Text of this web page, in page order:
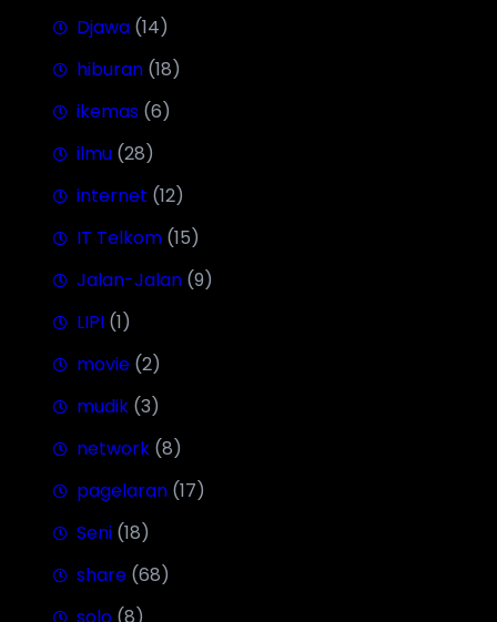
Djawa (14)
hiburan (18)
ikemas (6)
ilmu (28)
internet (12)
IT Telkom (15)
Jalan-Jalan (9)
LIPI (1)
movie (2)
mudik (3)
network (8)
pagelaran (17)
Seni (18)
share (68)